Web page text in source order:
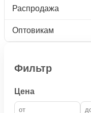
Распродажа
Оптовикам
Фильтр
Цена